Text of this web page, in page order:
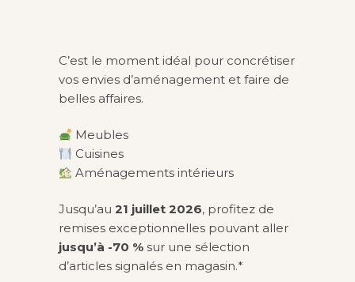
C’est le moment idéal pour concrétiser
vos envies d’aménagement et faire de
belles affaires.
Meubles
Cuisines
Aménagements intérieurs
Jusqu’au 21 juillet 2026, profitez de
remises exceptionnelles pouvant aller
jusqu’à -70 % sur une sélection
d’articles signalés en magasin.*